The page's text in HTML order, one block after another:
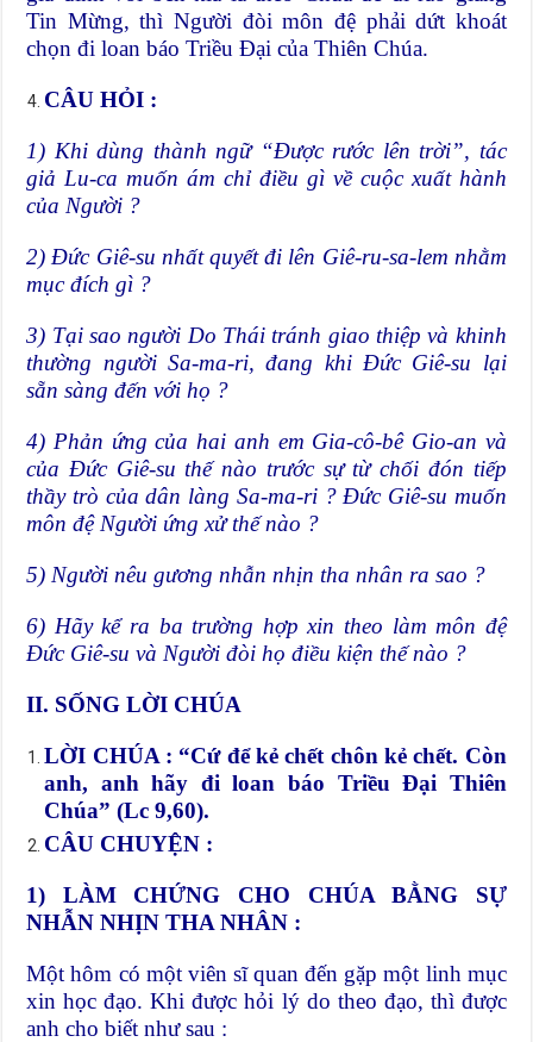
Tin Mừng, thì Người đòi môn đệ phải dứt khoát
chọn đi loan báo Triều Đại của Thiên Chúa.
CÂU HỎI :
1) Khi dùng thành ngữ “Được rước lên trời”, tác
giả Lu-ca muốn ám chỉ điều gì về cuộc xuất hành
của Người ?
2) Đức Giê-su nhất quyết đi lên Giê-ru-sa-lem nhằm
mục đích gì ?
3) Tại sao người Do Thái tránh giao thiệp và khinh
thường người Sa-ma-ri, đang khi Đức Giê-su lại
sẵn sàng đến với họ ?
4) Phản ứng của hai anh em Gia-cô-bê Gio-an và
của Đức Giê-su thế nào trước sự từ chối đón tiếp
thầy trò của dân làng Sa-ma-ri ? Đức Giê-su muốn
môn đệ Người ứng xử thế nào ?
5) Người nêu gương nhẫn nhịn tha nhân ra sao ?
6) Hãy kể ra ba trường hợp xin theo làm môn đệ
Đức Giê-su và Người đòi họ điều kiện thế nào ?
II. SỐNG LỜI CHÚA
LỜI CHÚA : “Cứ để kẻ chết chôn kẻ chết. Còn
anh, anh hãy đi loan báo Triều Đại Thiên
Chúa” (Lc 9,60).
CÂU CHUYỆN :
1) LÀM CHỨNG CHO CHÚA BẰNG SỰ
NHẪN NHỊN THA NHÂN :
Một hôm có một viên sĩ quan đến gặp một linh mục
xin học đạo. Khi được hỏi lý do theo đạo, thì được
anh cho biết như sau :